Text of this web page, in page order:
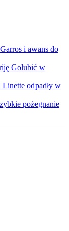
i awans do
Golubić w
odpadły w
pożegnanie